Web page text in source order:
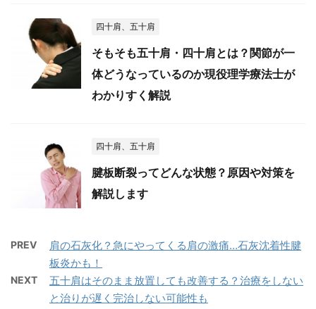
四十肩、五十肩
そもそも五十肩・四十肩とは？関節が一
体どうなっているのか現役理学療法士が
わかりすく解説
四十肩、五十肩
腱板断裂ってどんな状態？原因や対策を
解説します
PREV
肩の石灰化？急にやってくる肩の激痛…石灰沈着性腱
板炎かも！
NEXT
五十肩はそのまま放置しても改善する？治療をしない
と治りが遅く完治しない可能性も